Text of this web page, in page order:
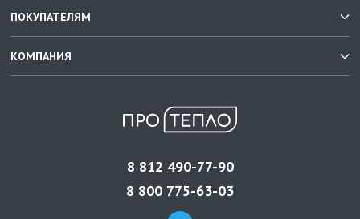
ПОКУПАТЕЛЯМ
КОМПАНИЯ
8 812 490-77-90
8 800 775-63-03